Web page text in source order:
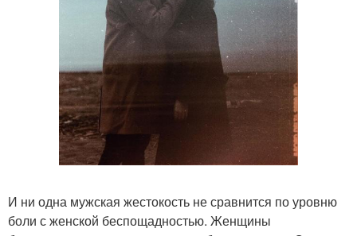
И ни одна мужская жестокость не сравнится по уровню
боли с женской беспощадностью. Женщины